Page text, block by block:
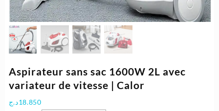
Aspirateur sans sac 1600W 2L avec
variateur de vitesse | Calor
18.850د.ج